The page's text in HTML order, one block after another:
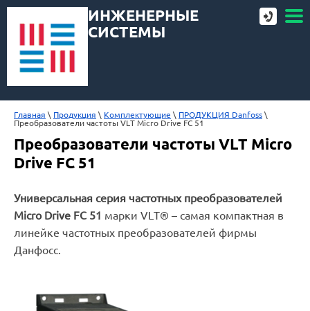
ИНЖЕНЕРНЫЕ
СИСТЕМЫ
Главная \ Продукция \ Комплектующие \ ПРОДУКЦИЯ Danfoss \
Преобразователи частоты VLT Micro Drive FC 51
Преобразователи частоты VLT Micro
Drive FC 51
Универсальная серия частотных преобразователей
Micro Drive FC 51 марки VLT® – самая компактная в
линейке частотных преобразователей фирмы
Данфосс.